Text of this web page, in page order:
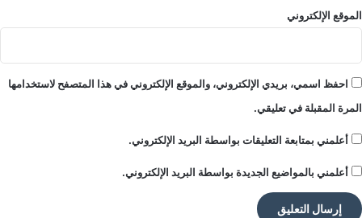
ل
ن
ا
ي
الموقع الإلكتروني
احفظ اسمي، بريدي الإلكتروني، والموقع الإلكتروني في هذا المتصفح لاستخدامها
المرة المقبلة في تعليقي.
أعلمني بمتابعة التعليقات بواسطة البريد الإلكتروني.
أعلمني بالمواضيع الجديدة بواسطة البريد الإلكتروني.